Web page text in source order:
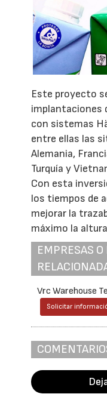
Este proyecto
implantaciones
con sistemas
entre ellas las
Alemania,
Turquía y
Con esta
los tiempos de
mejorar la
máximo la
EMPRESAS
Vrc Warehouse
Solicitar